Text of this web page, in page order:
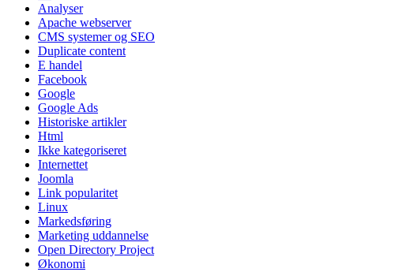
Analyser
Apache webserver
CMS systemer og SEO
Duplicate content
E handel
Facebook
Google
Google Ads
Historiske artikler
Html
Ikke kategoriseret
Internettet
Joomla
Link popularitet
Linux
Markedsføring
Marketing uddannelse
Open Directory Project
Økonomi